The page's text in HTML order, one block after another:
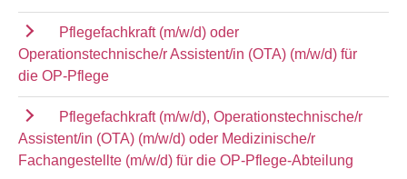
Pflegefachkraft (m/w/d) oder
Operationstechnische/r Assistent/in (OTA) (m/w/d) für
die OP-Pflege
Pflegefachkraft (m/w/d), Operationstechnische/r
Assistent/in (OTA) (m/w/d) oder Medizinische/r
Fachangestellte (m/w/d) für die OP-Pflege-Abteilung